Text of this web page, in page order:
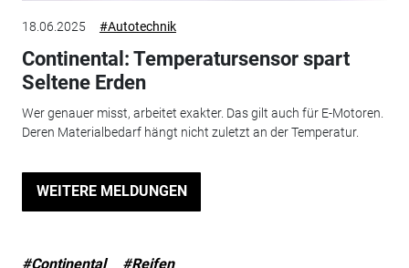
18.06.2025 #Autotechnik
Continental: Temperatursensor spart
Seltene Erden
Wer genauer misst, arbeitet exakter. Das gilt auch für E-Motoren.
Deren Materialbedarf hängt nicht zuletzt an der Temperatur.
WEITERE MELDUNGEN
#Continental #Reifen